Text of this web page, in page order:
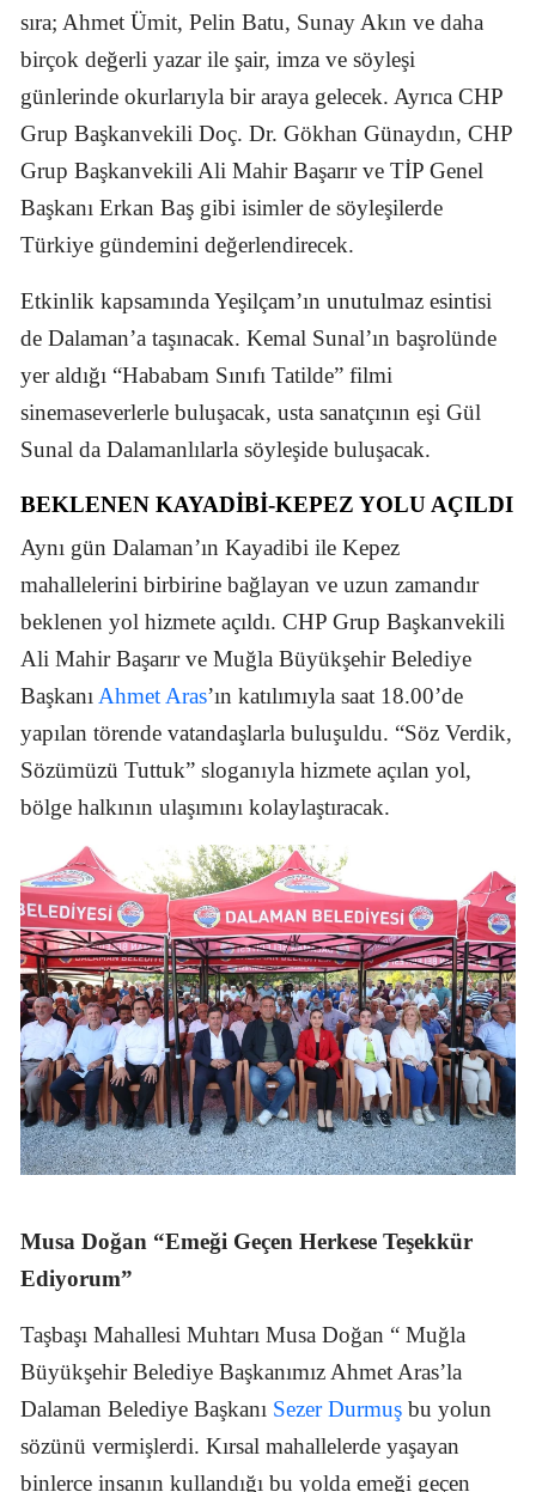
sıra; Ahmet Ümit, Pelin Batu, Sunay Akın ve daha
birçok değerli yazar ile şair, imza ve söyleşi
günlerinde okurlarıyla bir araya gelecek. Ayrıca CHP
Grup Başkanvekili Doç. Dr. Gökhan Günaydın, CHP
Grup Başkanvekili Ali Mahir Başarır ve TİP Genel
Başkanı Erkan Baş gibi isimler de söyleşilerde
Türkiye gündemini değerlendirecek.
Etkinlik kapsamında Yeşilçam’ın unutulmaz esintisi
de Dalaman’a taşınacak. Kemal Sunal’ın başrolünde
yer aldığı “Hababam Sınıfı Tatilde” filmi
sinemaseverlerle buluşacak, usta sanatçının eşi Gül
Sunal da Dalamanlılarla söyleşide buluşacak.
BEKLENEN KAYADIBI-KEPEZ YOLU AÇILDI
Aynı gün Dalaman’ın Kayadibi ile Kepez
mahallelerini birbirine bağlayan ve uzun zamandır
beklenen yol hizmete açıldı. CHP Grup Başkanvekili
Ali Mahir Başarır ve Muğla Büyükşehir Belediye
Başkanı Ahmet Aras’ın katılımıyla saat 18.00’de
yapılan törende vatandaşlarla buluşuldu. “Söz Verdik,
Sözümüzü Tuttuk” sloganıyla hizmete açılan yol,
bölge halkının ulaşımını kolaylaştıracak.
Musa Doğan “Emeği Geçen Herkese Teşekkür
Ediyorum”
Taşbaşı Mahallesi Muhtarı Musa Doğan “ Muğla
Büyükşehir Belediye Başkanımız Ahmet Aras’la
Dalaman Belediye Başkanı Sezer Durmuş bu yolun
sözünü vermişlerdi. Kırsal mahallelerde yaşayan
binlerce insanın kullandığı bu yolda emeği geçen